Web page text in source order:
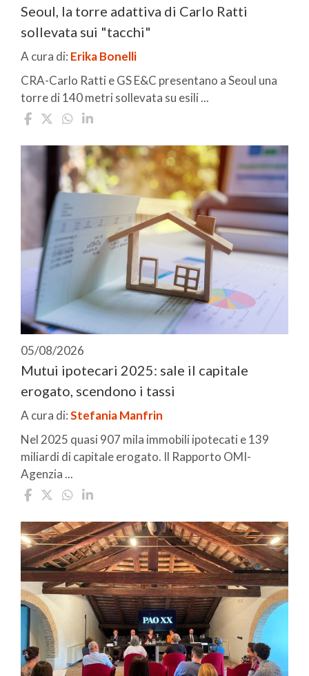
Seoul, la torre adattiva di Carlo Ratti
sollevata sui "tacchi"
A cura di: Erika Bonelli
CRA-Carlo Ratti e GS E&C presentano a Seoul una
torre di 140 metri sollevata su esili ...
05/08/2026
Mutui ipotecari 2025: sale il capitale
erogato, scendono i tassi
A cura di:Stefania Manfrin
Nel 2025 quasi 907 mila immobili ipotecati e 139
miliardi di capitale erogato. Il Rapporto OMI-
Agenzia ...